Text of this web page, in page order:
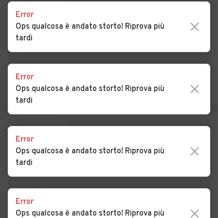
Auto usate Confienza
Auto usate Corana
Auto usate Cornale e
Auto usate Corteolona e
Genzone
Auto usate Costa de' Nobili
Auto usate Cozzo Auto usate Cura Carpignano
Auto usate Dorno
Auto usate Ferrera
Erbognone
Auto usate Filighera Auto usate Fortunago
Auto usate Frascarolo
Auto usate Garlasco
Error
Ops qualcosa è andato storto! Riprova più
tardi
Error
Ops qualcosa è andato storto! Riprova più
tardi
Error
Ops qualcosa è andato storto! Riprova più
tardi
Error
Ops qualcosa è andato storto! Riprova più